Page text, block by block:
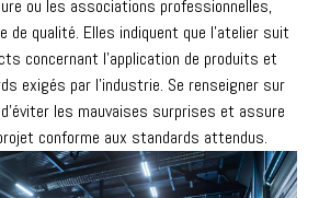
ou les associations professionnelles,
de qualité. Elles indiquent que l’atelier suit
concernant l’application de produits et
exigés par l’industrie. Se renseigner sur
les mauvaises surprises et assure
conforme aux standards attendus.